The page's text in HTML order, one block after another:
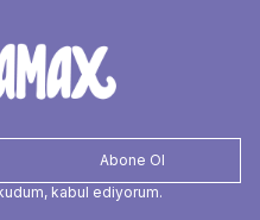
Abone Ol
kabul ediyorum.